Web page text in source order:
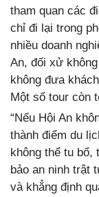
tham quan các
chỉ đi lại trong
nhiều doanh
An, đối xử
không đưa
Một số tour còn
“Nếu Hội An
thành điểm du
không thể tu bổ,
bảo an ninh trật
và khẳng định